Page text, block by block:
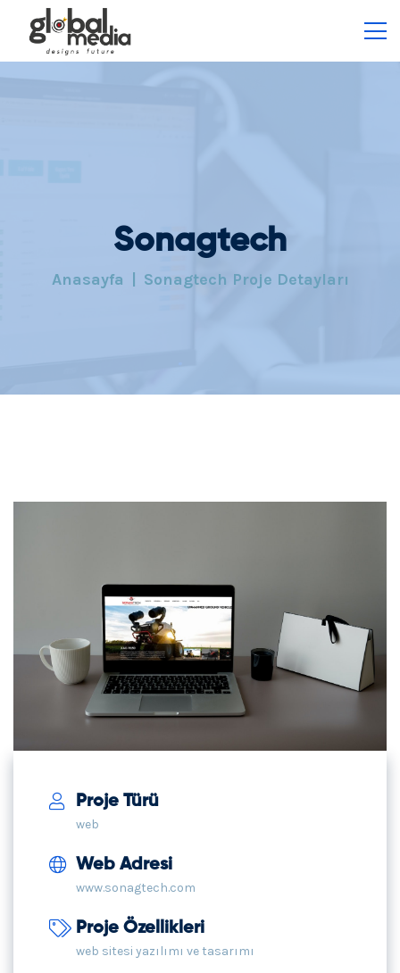
Sonagtech
Anasayfa Sonagtech Proje Detayları
Proje Türü
web
Web Adresi
www.sonagtech.com
Proje Özellikleri
web sitesi yazılımı ve tasarımı